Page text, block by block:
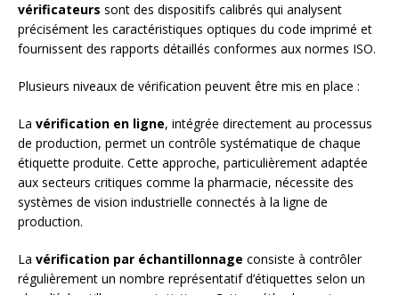
vérificateurs sont des dispositifs calibrés qui analysent
précisément les caractéristiques optiques du code imprimé et
fournissent des rapports détaillés conformes aux normes ISO.
Plusieurs niveaux de vérification peuvent être mis en place :
La vérification en ligne, intégrée directement au processus
de production, permet un contrôle systématique de chaque
étiquette produite. Cette approche, particulièrement adaptée
aux secteurs critiques comme la pharmacie, nécessite des
systèmes de vision industrielle connectés à la ligne de
production.
La vérification par échantillonnage consiste à contrôler
régulièrement un nombre représentatif d’étiquettes selon un